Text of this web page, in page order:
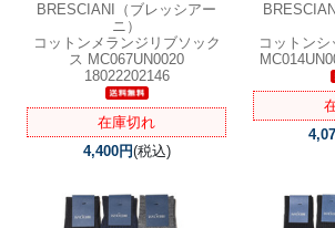
BRESCIANI（ブレッシアー
ニ）
コットンメランジリブソック
ス MC067UN0020
18022202146
在庫切れ
4,400円(税込)
コットン